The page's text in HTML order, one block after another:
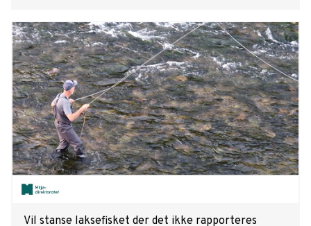
Vil stanse laksefisket der det ikke rapporteres